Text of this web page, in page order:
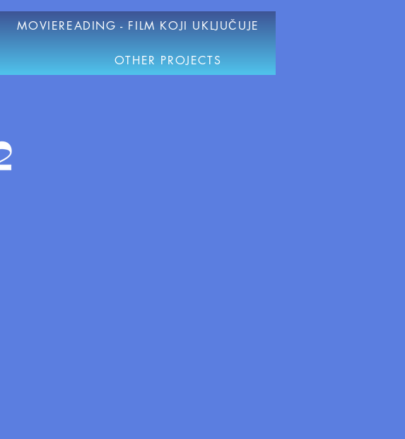
MOVIEREADING - FILM KOJI UKLJUČUJE
OTHER PROJECTS